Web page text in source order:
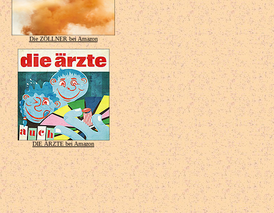
Die ZÖLLNER bei Amazon
DIE ÄRZTE bei Amazon